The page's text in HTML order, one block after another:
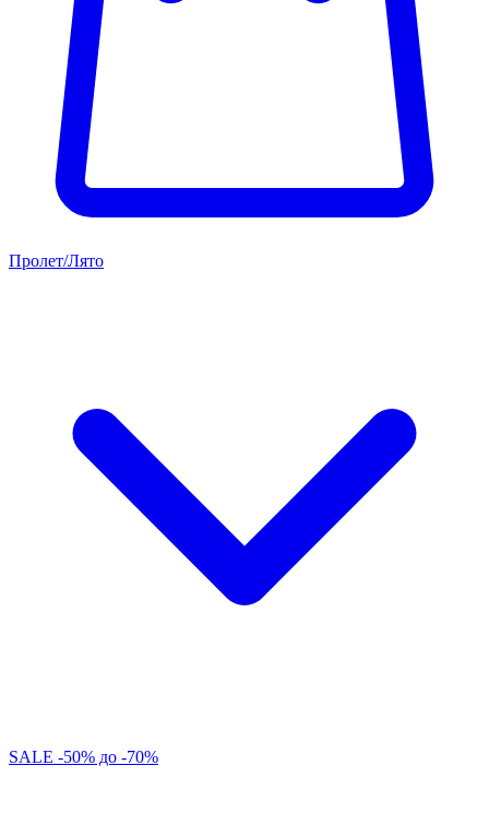
Пролет/Лято
SALE -50% до -70%